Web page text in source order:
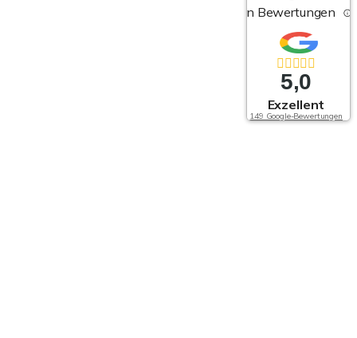
von Bewertungen
5,0
Exzellent
149 Google-Bewertungen